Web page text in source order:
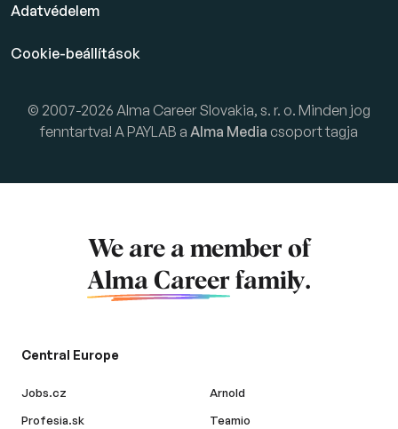
Adatvédelem
Cookie-beállítások
© 2007-2026 Alma Career Slovakia, s. r. o. Minden jog
fenntartva! A PAYLAB a Alma Media csoport tagja
We are a member of
Alma Career family.
Central Europe
Jobs.cz
Profesia.sk
Arnold
Teamio